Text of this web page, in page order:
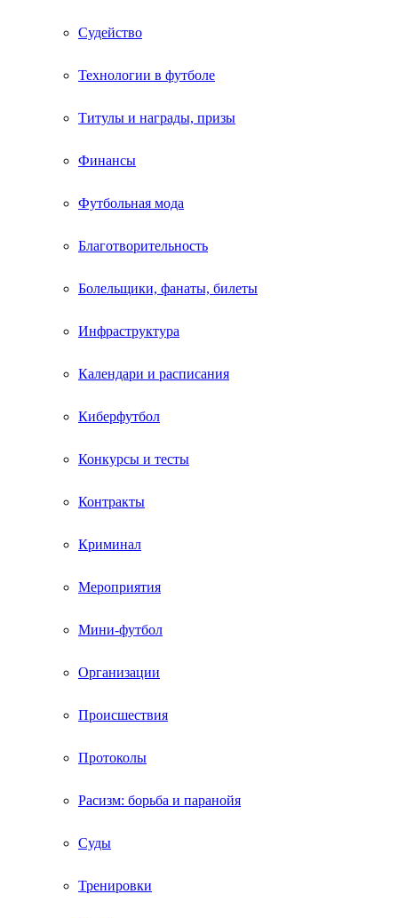
Судейство
Технологии в футболе
Титулы и награды, призы
Финансы
Футбольная мода
Благотворительность
Болельщики, фанаты, билеты
Инфраструктура
Календари и расписания
Киберфутбол
Конкурсы и тесты
Контракты
Криминал
Мероприятия
Мини-футбол
Организации
Происшествия
Протоколы
Расизм: борьба и паранойя
Суды
Тренировки